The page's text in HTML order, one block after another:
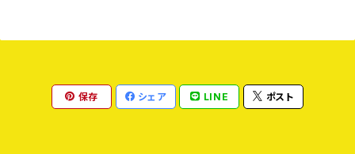
保存 シェア LINE ポスト